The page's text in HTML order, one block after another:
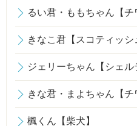
るい君・ももちゃん【チ
きなこ君【スコティッシ
ジェリーちゃん【シェル
きな君・まよちゃん【チ
楓くん【柴犬】